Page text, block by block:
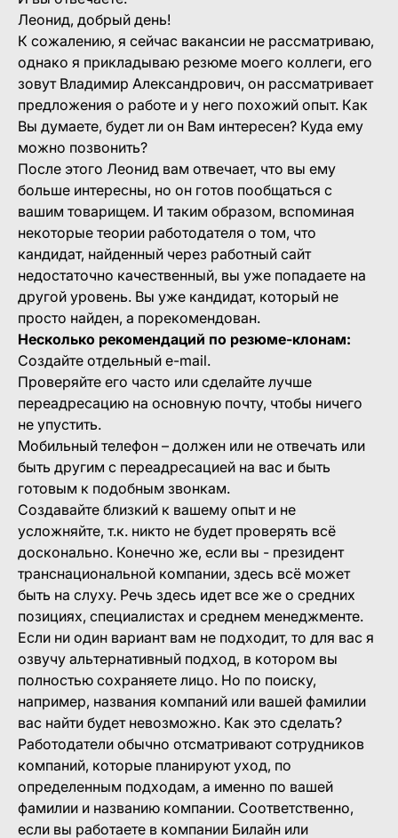
Леонид, добрый день!
К сожалению, я сейчас вакансии не рассматриваю,
однако я прикладываю резюме моего коллеги, его
зовут Владимир Александрович, он рассматривает
предложения о работе и у него похожий опыт. Как
Вы думаете, будет ли он Вам интересен? Куда ему
можно позвонить?
После этого Леонид вам отвечает, что вы ему
больше интересны, но он готов пообщаться с
вашим товарищем. И таким образом, вспоминая
некоторые теории работодателя о том, что
кандидат, найденный через работный сайт
недостаточно качественный, вы уже попадаете на
другой уровень. Вы уже кандидат, который не
просто найден, а порекомендован.
Несколько рекомендаций по резюме-клонам:
Создайте отдельный e-mail.
Проверяйте его часто или сделайте лучше
переадресацию на основную почту, чтобы ничего
не упустить.
Мобильный телефон – должен или не отвечать или
быть другим с переадресацией на вас и быть
готовым к подобным звонкам.
Создавайте близкий к вашему опыт и не
усложняйте, т.к. никто не будет проверять всё
досконально. Конечно же, если вы - президент
транснациональной компании, здесь всё может
быть на слуху. Речь здесь идет все же о средних
позициях, специалистах и среднем менеджменте.
Если ни один вариант вам не подходит, то для вас я
озвучу альтернативный подход, в котором вы
полностью сохраняете лицо. Но по поиску,
например, названия компаний или вашей фамилии
вас найти будет невозможно. Как это сделать?
Работодатели обычно отсматривают сотрудников
компаний, которые планируют уход, по
определенным подходам, а именно по вашей
фамилии и названию компании. Соответственно,
если вы работаете в компании Билайн или